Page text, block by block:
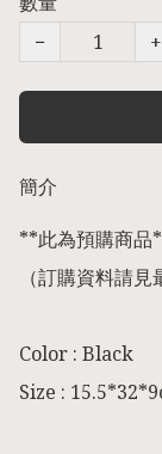
−
+
簡介
**此為預購商品
（訂購資料請見
Color : Black
Size :